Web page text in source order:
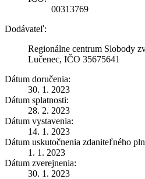
00313769
Dodávateľ:
Regionálne centrum Slobody
Lučenec, IČO 35675641
Dátum doručenia:
30. 1. 2023
Dátum splatnosti:
28. 2. 2023
Dátum vystavenia:
14. 1. 2023
Dátum uskutočnenia zdaniteľného
1. 1. 2023
Dátum zverejnenia:
30. 1. 2023